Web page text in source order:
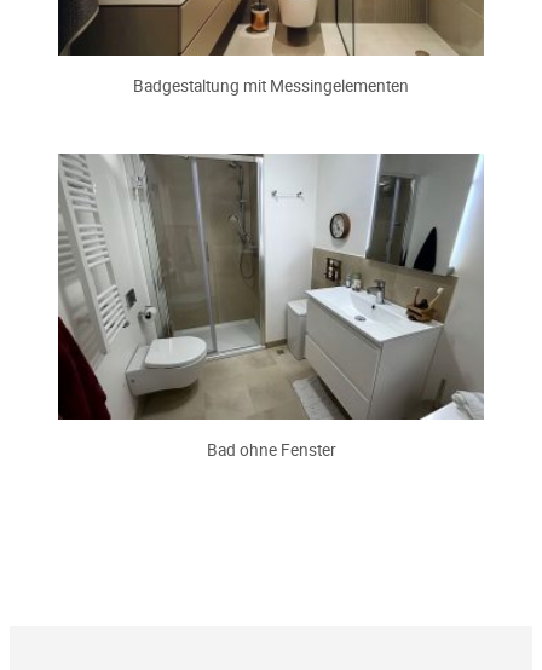
Badgestaltung mit Messingelementen
Bad ohne Fenster